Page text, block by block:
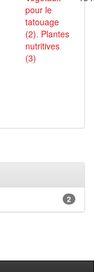
pour le
tatouage
(2). Plantes
nutritives
(3)
2